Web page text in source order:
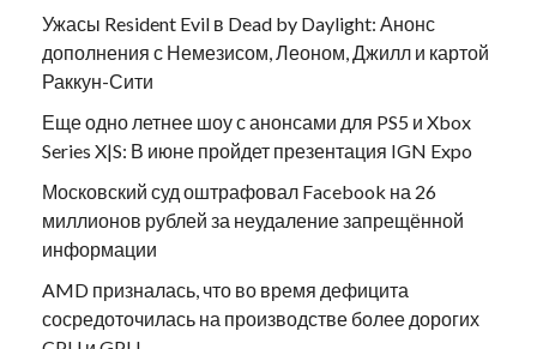
Ужасы Resident Evil в Dead by Daylight: Анонс
дополнения с Немезисом, Леоном, Джилл и картой
Раккун-Сити
Еще одно летнее шоу с анонсами для PS5 и Xbox
Series X|S: В июне пройдет презентация IGN Expo
Московский суд оштрафовал Facebook на 26
миллионов рублей за неудаление запрещённой
информации
AMD призналась, что во время дефицита
сосредоточилась на производстве более дорогих